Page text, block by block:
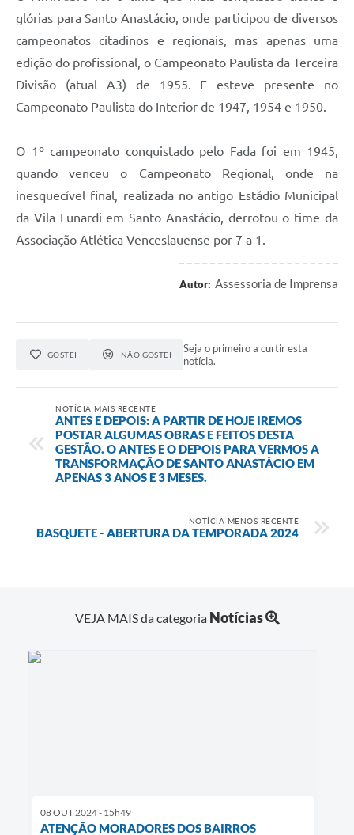
glórias para Santo Anastácio, onde participou de diversos
campeonatos citadinos e regionais, mas apenas uma
edição do profissional, o Campeonato Paulista da Terceira
Divisão (atual A3) de 1955. E esteve presente no
Campeonato Paulista do Interior de 1947, 1954 e 1950.
O 1º campeonato conquistado pelo Fada foi em 1945,
quando venceu o Campeonato Regional, onde na
inesquecível final, realizada no antigo Estádio Municipal
da Vila Lunardi em Santo Anastácio, derrotou o time da
Associação Atlética Venceslauense por 7 a 1.
Autor: Assessoria de Imprensa
GOSTEI NÃO GOSTEI
Seja o primeiro a curtir esta
notícia.
NOTÍCIA MAIS RECENTE
ANTES E DEPOIS: A PARTIR DE HOJE IREMOS
POSTAR ALGUMAS OBRAS E FEITOS DESTA
GESTÃO. O ANTES E O DEPOIS PARA VERMOS A
TRANSFORMAÇÃO DE SANTO ANASTÁCIO EM
APENAS 3 ANOS E 3 MESES.
NOTÍCIA MENOS RECENTE
BASQUETE - ABERTURA DA TEMPORADA 2024
VEJA MAIS da categoria Notícias
08 OUT 2024 - 15h49
ATENÇÃO MORADORES DOS BAIRROS